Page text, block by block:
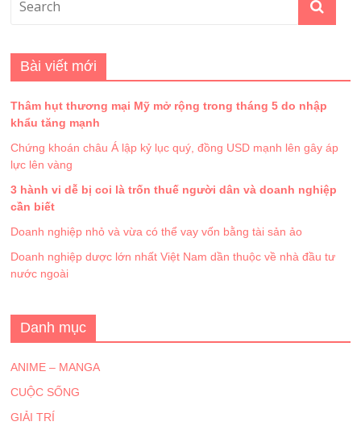
Bài viết mới
Thâm hụt thương mại Mỹ mở rộng trong tháng 5 do nhập
khẩu tăng mạnh
Chứng khoán châu Á lập kỷ lục quý, đồng USD mạnh lên gây áp
lực lên vàng
3 hành vi dễ bị coi là trốn thuế người dân và doanh nghiệp
cần biết
Doanh nghiệp nhỏ và vừa có thể vay vốn bằng tài sản ảo
Doanh nghiệp dược lớn nhất Việt Nam dần thuộc về nhà đầu tư
nước ngoài
Danh mục
ANIME – MANGA
CUỘC SỐNG
GIẢI TRÍ